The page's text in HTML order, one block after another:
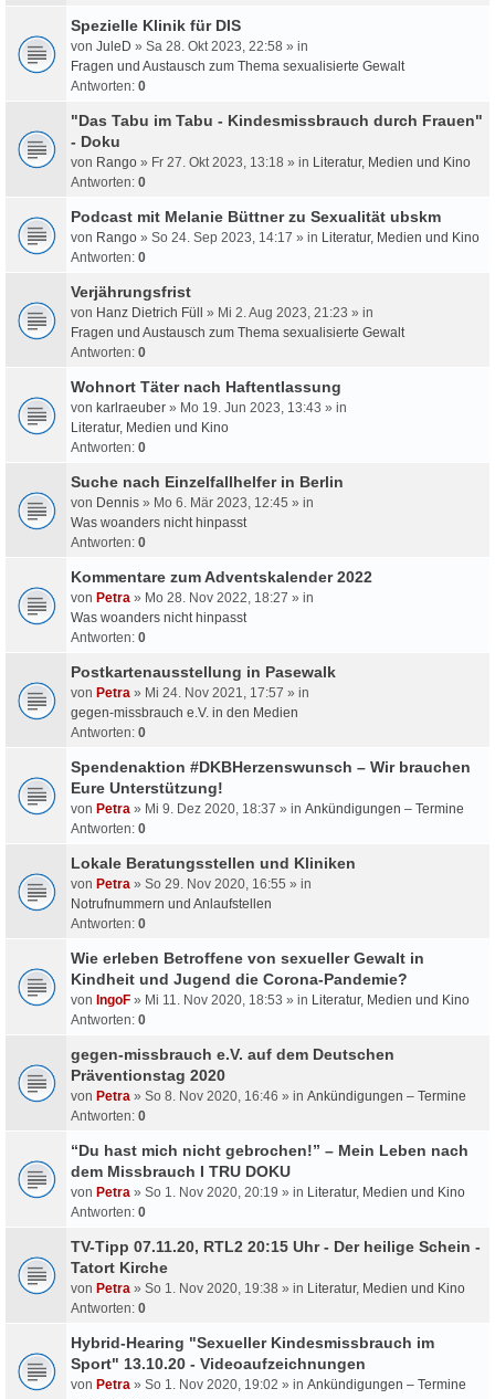
Spezielle Klinik für DIS
von JuleD » Sa 28. Okt 2023, 22:58 » in
Fragen und Austausch zum Thema sexualisierte Gewalt
Antworten: 0
"Das Tabu im Tabu - Kindesmissbrauch durch Frauen"
- Doku
von Rango » Fr 27. Okt 2023, 13:18 » in Literatur, Medien und Kino
Antworten: 0
Podcast mit Melanie Büttner zu Sexualität ubskm
von Rango » So 24. Sep 2023, 14:17 » in Literatur, Medien und Kino
Antworten: 0
Verjährungsfrist
von Hanz Dietrich Füll » Mi 2. Aug 2023, 21:23 » in
Fragen und Austausch zum Thema sexualisierte Gewalt
Antworten: 0
Wohnort Täter nach Haftentlassung
von karlraeuber » Mo 19. Jun 2023, 13:43 » in
Literatur, Medien und Kino
Antworten: 0
Suche nach Einzelfallhelfer in Berlin
von Dennis » Mo 6. Mär 2023, 12:45 » in
Was woanders nicht hinpasst
Antworten: 0
Kommentare zum Adventskalender 2022
von Petra » Mo 28. Nov 2022, 18:27 » in
Was woanders nicht hinpasst
Antworten: 0
Postkartenausstellung in Pasewalk
von Petra » Mi 24. Nov 2021, 17:57 » in
gegen-missbrauch e.V. in den Medien
Antworten: 0
Spendenaktion #DKBHerzenswunsch – Wir brauchen
Eure Unterstützung!
von Petra » Mi 9. Dez 2020, 18:37 » in Ankündigungen – Termine
Antworten: 0
Lokale Beratungsstellen und Kliniken
von Petra » So 29. Nov 2020, 16:55 » in
Notrufnummern und Anlaufstellen
Antworten: 0
Wie erleben Betroffene von sexueller Gewalt in
Kindheit und Jugend die Corona-Pandemie?
von IngoF » Mi 11. Nov 2020, 18:53 » in Literatur, Medien und Kino
Antworten: 0
gegen-missbrauch e.V. auf dem Deutschen
Präventionstag 2020
von Petra » So 8. Nov 2020, 16:46 » in Ankündigungen – Termine
Antworten: 0
“Du hast mich nicht gebrochen!” – Mein Leben nach
dem Missbrauch I TRU DOKU
von Petra » So 1. Nov 2020, 20:19 » in Literatur, Medien und Kino
Antworten: 0
TV-Tipp 07.11.20, RTL2 20:15 Uhr - Der heilige Schein -
Tatort Kirche
von Petra » So 1. Nov 2020, 19:38 » in Literatur, Medien und Kino
Antworten: 0
Hybrid-Hearing "Sexueller Kindesmissbrauch im
Sport" 13.10.20 - Videoaufzeichnungen
von Petra » So 1. Nov 2020, 19:02 » in Ankündigungen – Termine